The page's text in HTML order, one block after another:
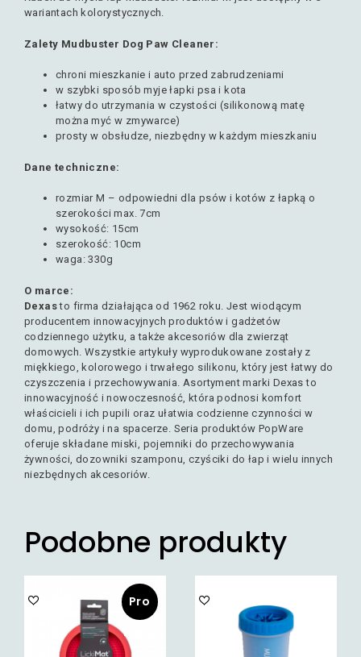
wariantach kolorystycznych.
Zalety Mudbuster Dog Paw Cleaner:
chroni mieszkanie i auto przed zabrudzeniami
w szybki sposób myje łapki psa i kota
łatwy do utrzymania w czystości (silikonową matę
można myć w zmywarce)
prosty w obsłudze, niezbędny w każdym mieszkaniu
Dane techniczne:
rozmiar M – odpowiedni dla psów i kotów z łapką o
szerokości max. 7cm
wysokość: 15cm
szerokość: 10cm
waga: 330g
O marce:
Dexasto firma działająca od 1962 roku. Jest wiodącym
producentem innowacyjnych produktów i gadżetów
codziennego użytku, a także akcesoriów dla zwierząt
domowych. Wszystkie artykuły wyprodukowane zostały z
miękkiego, kolorowego i trwałego silikonu, który jest łatwy do
czyszczenia i przechowywania. Asortyment marki Dexas to
innowacyjność i nowoczesność, która podnosi komfort
właścicieli i ich pupili oraz ułatwia codzienne czynności w
domu, podróży i na spacerze. Seria produktów PopWare
oferuje składane miski, pojemniki do przechowywania
żywności, dozowniki szamponu, czyściki do łap i wielu innych
niezbędnych akcesoriów.
Podobne produkty
Pro
mocj